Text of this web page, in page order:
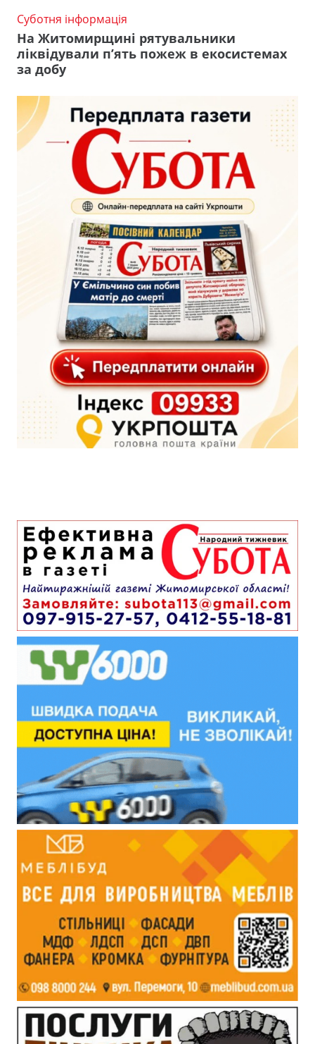
Суботня інформація
На Житомирщині рятувальники
ліквідували п’ять пожеж в екосистемах
за добу